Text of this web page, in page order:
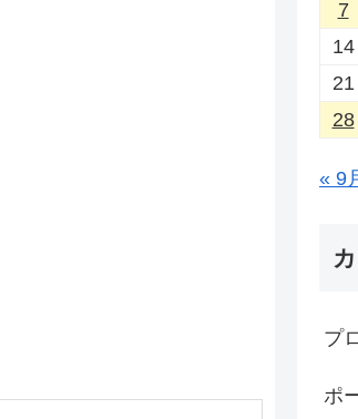
7
14
21
28
« 9
プ
ポ